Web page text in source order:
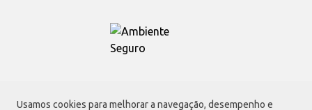
Usamos cookies para melhorar a navegação, desempenho e
Atacadão S.A.